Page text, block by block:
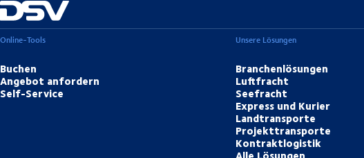
Online-Tools
Buchen
Angebot anfordern
Self-Service
Unsere Lösungen
Branchenlösungen
Luftfracht
Seefracht
Express und Kurier
Landtransporte
Projekttransporte
Kontraktlogistik